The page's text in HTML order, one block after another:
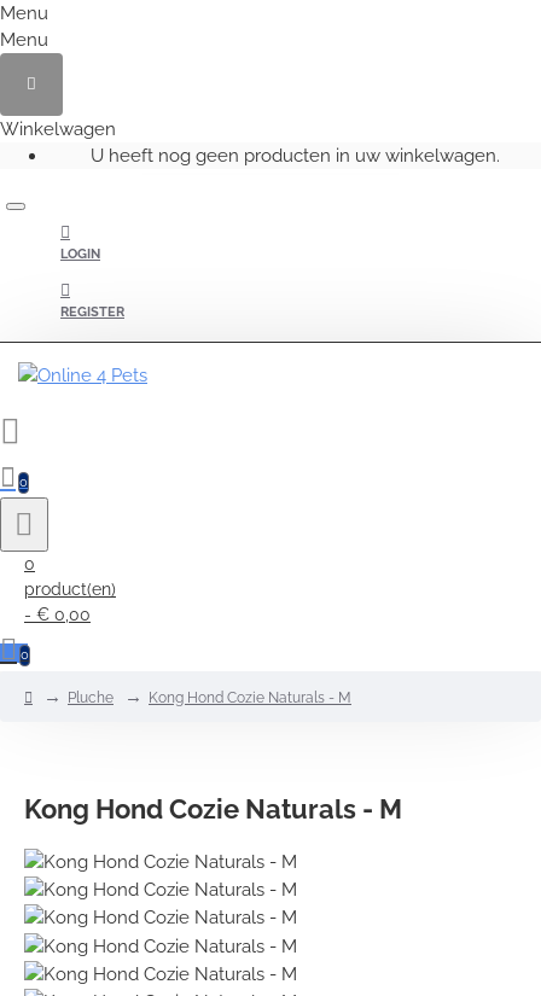
Menu
Menu
Winkelwagen
U heeft nog geen producten in uw winkelwagen.
LOGIN
REGISTER
0
0
product(en)
- € 0,00
0
homePluche Kong Hond Cozie Naturals - M
Kong Hond Cozie Naturals - M